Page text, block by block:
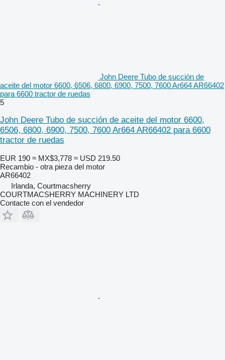
John Deere Tubo de succión de
aceite del motor 6600, 6506, 6800, 6900, 7500, 7600 Ar664 AR66402
para 6600 tractor de ruedas
5
John Deere Tubo de succión de aceite del motor 6600,
6506, 6800, 6900, 7500, 7600 Ar664 AR66402 para 6600
tractor de ruedas
EUR 190 ≈ MX$3,778 ≈ USD 219.50
Recambio - otra pieza del motor
AR66402
Irlanda, Courtmacsherry
COURTMACSHERRY MACHINERY LTD
Contacte con el vendedor